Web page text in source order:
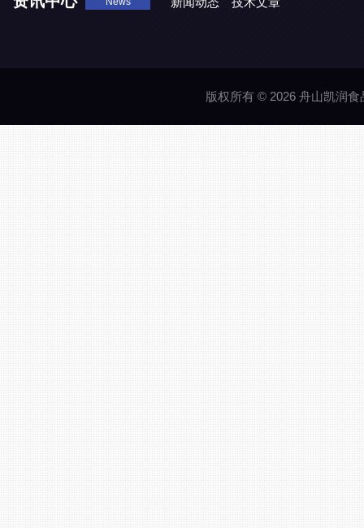
版权所有 © 2026 舟山凯润